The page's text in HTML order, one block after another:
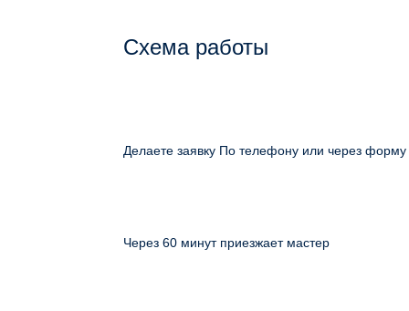
Схема работы
Делаете заявку По телефону или через форму
Через 60 минут приезжает мастер